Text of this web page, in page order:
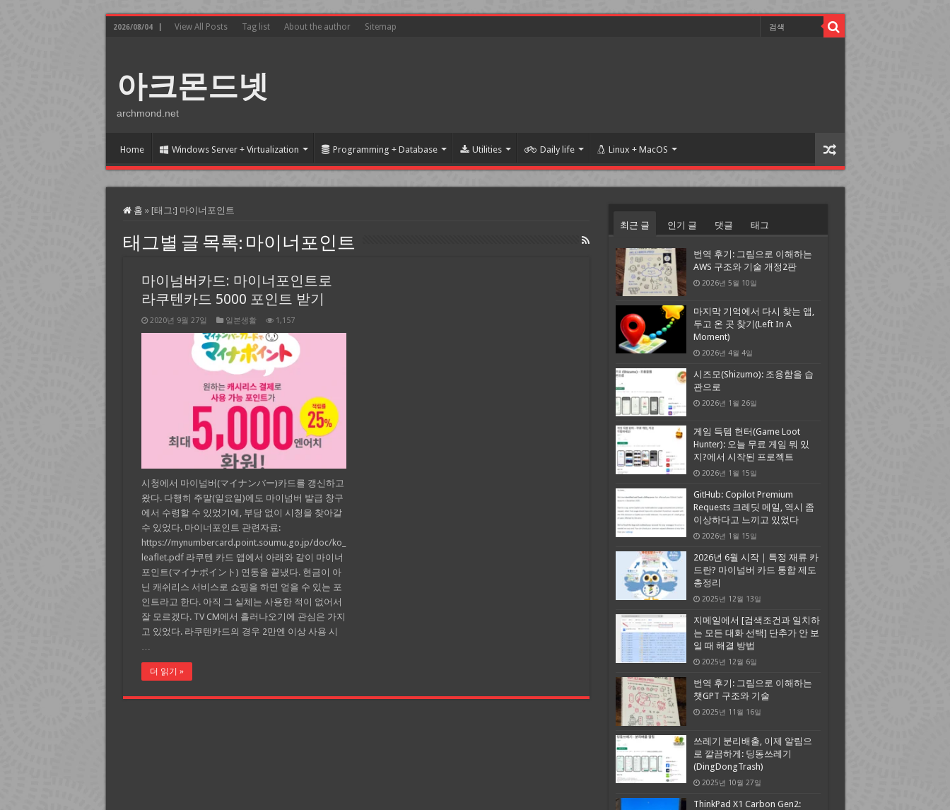
2026/08/04 View All Posts Tag list About the author Sitemap
아크몬드넷
archmond.net
Home Windows Server + Virtualization Programming + Database Utilities Daily life Linux + MacOS
홈 » [태그:] 마이너포인트
태그별 글 목록: 마이너포인트
마이넘버카드: 마이너포인트로
라쿠텐카드 5000 포인트 받기
2020년 9월 27일 일본생활 1,157
시청에서 마이넘버(マイナンバー)카드를 갱신하고
왔다. 다행히 주말(일요일)에도 마이넘버 발급 창구
에서 수령할 수 있었기에, 부담 없이 시청을 찾아갈
수 있었다. 마이너포인트 관련자료:
https://mynumbercard.point.soumu.go.jp/doc/ko_
leaflet.pdf 라쿠텐 카드 앱에서 아래와 같이 마이너
포인트(マイナポイント) 연동을 끝냈다. 현금이 아
닌 캐쉬리스 서비스로 쇼핑을 하면 얻을 수 있는 포
인트라고 한다. 아직 그 실체는 사용한 적이 없어서
잘 모르겠다. TV CM에서 흘러나오기에 관심은 가지
고 있었다. 라쿠텐카드의 경우 2만엔 이상 사용 시
…
더 읽기 »
최근 글 인기 글 댓글 태그
번역 후기: 그림으로 이해하는
AWS 구조와 기술 개정2판
2026년 5월 10일
마지막 기억에서 다시 찾는 앱,
두고 온 곳 찾기(Left In A
Moment)
2026년 4월 4일
시즈모(Shizumo): 조용함을 습
관으로
2026년 1월 26일
게임 득템 헌터(Game Loot
Hunter): 오늘 무료 게임 뭐 있
지?에서 시작된 프로젝트
2026년 1월 15일
GitHub: Copilot Premium
Requests 크레딧 메일, 역시 좀
이상하다고 느끼고 있었다
2026년 1월 15일
2026년 6월 시작｜특정 재류 카
드란? 마이넘버 카드 통합 제도
총정리
2025년 12월 13일
지메일에서 [검색조건과 일치하
는 모든 대화 선택] 단추가 안 보
일 때 해결 방법
2025년 12월 6일
번역 후기: 그림으로 이해하는
챗GPT 구조와 기술
2025년 11월 16일
쓰레기 분리배출, 이제 알림으
로 깔끔하게: 딩동쓰레기
(DingDongTrash)
2025년 10월 27일
ThinkPad X1 Carbon Gen2: